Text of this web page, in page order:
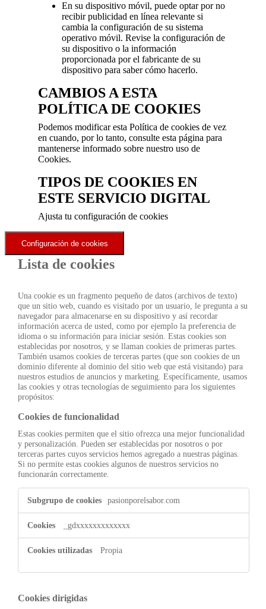
En su dispositivo móvil, puede optar por no
recibir publicidad en línea relevante si
cambia la configuración de su sistema
operativo móvil. Revise la configuración de
su dispositivo o la información
proporcionada por el fabricante de su
dispositivo para saber cómo hacerlo.
CAMBIOS A ESTA
POLÍTICA DE COOKIES
Podemos modificar esta Política de cookies de vez
en cuando, por lo tanto, consulte esta página para
mantenerse informado sobre nuestro uso de
Cookies.
TIPOS DE COOKIES EN
ESTE SERVICIO DIGITAL
Ajusta tu configuración de cookies
Configuración de cookies
Lista de cookies
Una cookie es un fragmento pequeño de datos (archivos de texto)
que un sitio web, cuando es visitado por un usuario, le pregunta a su
navegador para almacenarse en su dispositivo y así recordar
información acerca de usted, como por ejemplo la preferencia de
idioma o su información para iniciar sesión. Estas cookies son
establecidas por nosotros, y se llaman cookies de primeras partes.
También usamos cookies de terceras partes (que son cookies de un
dominio diferente al dominio del sitio web que está visitando) para
nuestros estudios de anuncios y marketing. Específicamente, usamos
las cookies y otras tecnologías de seguimiento para los siguientes
propósitos:
Cookies de funcionalidad
Estas cookies permiten que el sitio ofrezca una mejor funcionalidad
y personalización. Pueden ser establecidas por nosotros o por
terceras partes cuyos servicios hemos agregado a nuestras páginas.
Si no permite estas cookies algunos de nuestros servicios no
funcionarán correctamente.
Cookies
funcionalidad
pasionporelsabor.com
_gdxxxxxxxxxxxxx
Propia
Cookies dirigidas